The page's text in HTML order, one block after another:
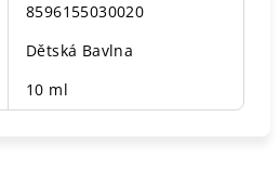
8596155030020
Dětská Bavlna
10 ml